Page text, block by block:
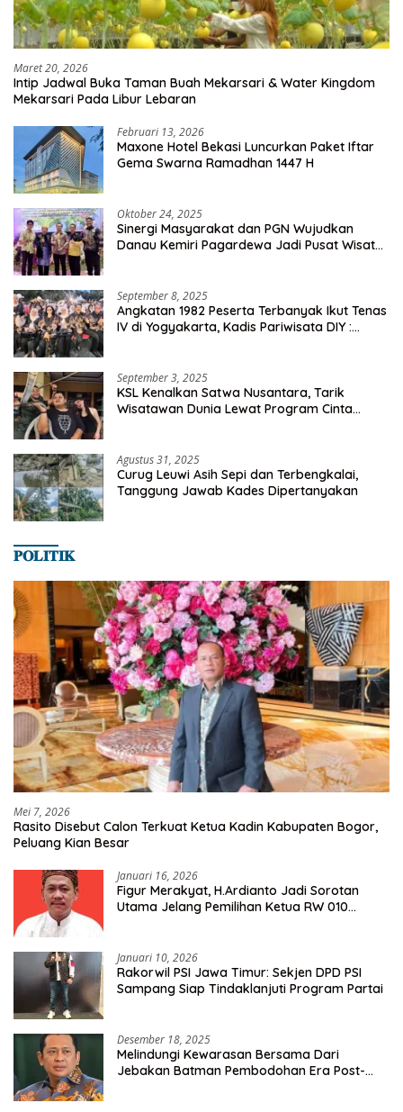
Maret 20, 2026
Intip Jadwal Buka Taman Buah Mekarsari & Water Kingdom
Mekarsari Pada Libur Lebaran
Februari 13, 2026
Maxone Hotel Bekasi Luncurkan Paket Iftar
Gema Swarna Ramadhan 1447 H
Oktober 24, 2025
Sinergi Masyarakat dan PGN Wujudkan
Danau Kemiri Pagardewa Jadi Pusat Wisata
September 8, 2025
Angkatan 1982 Peserta Terbanyak Ikut Tenas
IV di Yogyakarta, Kadis Pariwisata DIY :
September 3, 2025
KSL Kenalkan Satwa Nusantara, Tarik
Wisatawan Dunia Lewat Program Cinta
Agustus 31, 2025
Curug Leuwi Asih Sepi dan Terbengkalai,
Tanggung Jawab Kades Dipertanyakan
𝐏𝐎𝐋𝐈𝐓𝐈𝐊
Mei 7, 2026
Rasito Disebut Calon Terkuat Ketua Kadin Kabupaten Bogor,
Peluang Kian Besar
Januari 16, 2026
Figur Merakyat, H.Ardianto Jadi Sorotan
Utama Jelang Pemilihan Ketua RW 010
Januari 10, 2026
Rakorwil PSI Jawa Timur: Sekjen DPD PSI
Sampang Siap Tindaklanjuti Program Partai
Desember 18, 2025
Melindungi Kewarasan Bersama Dari
Jebakan Batman Pembodohan Era Post-